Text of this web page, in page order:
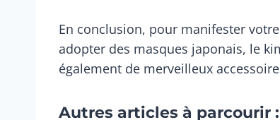
En conclusion, pour manifester
adopter des masques japonais, le
également de merveilleux
Autres articles à parcourir :